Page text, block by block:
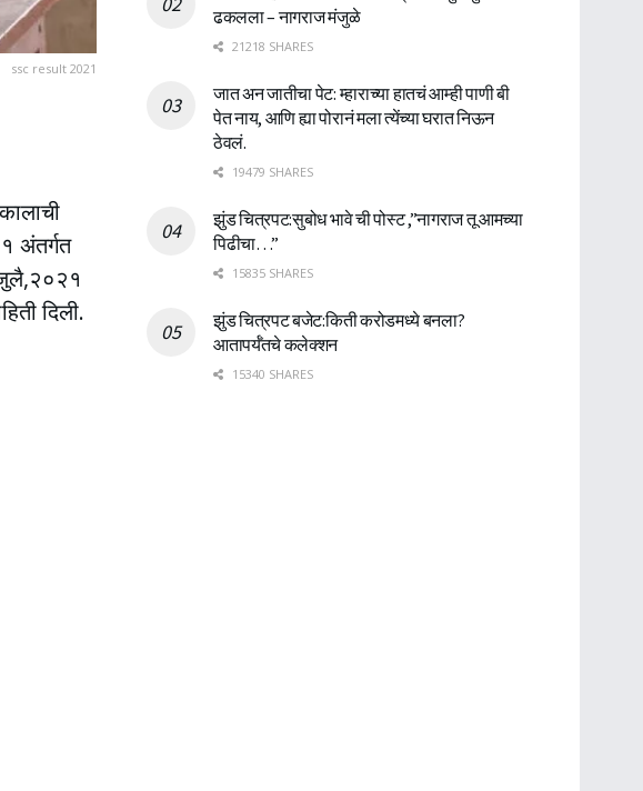
ssc result 2021
अंतर्गत
जुलै,२०२१
दिली.
ढकलला – नागराज मंजुळे
21218 SHARES
जात अन जातीचा पेट: म्हाराच्या हातचं आम्ही पाणी बी
पेत नाय, आणि ह्या पोरानं मला त्येंच्या घरात निऊन
ठेवलं.
19479 SHARES
झुंड चित्रपट:सुबोध भावे ची पोस्ट ,”नागराज तू आमच्या
पिढीचा…”
15835 SHARES
झुंड चित्रपट बजेट:किती करोडमध्ये बनला?
आतापर्यँतचे कलेक्शन
15340 SHARES